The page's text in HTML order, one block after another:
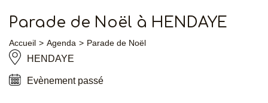
Parade de Noël à HENDAYE
Accueil Agenda Parade de Noël
HENDAYE
Evènement passé